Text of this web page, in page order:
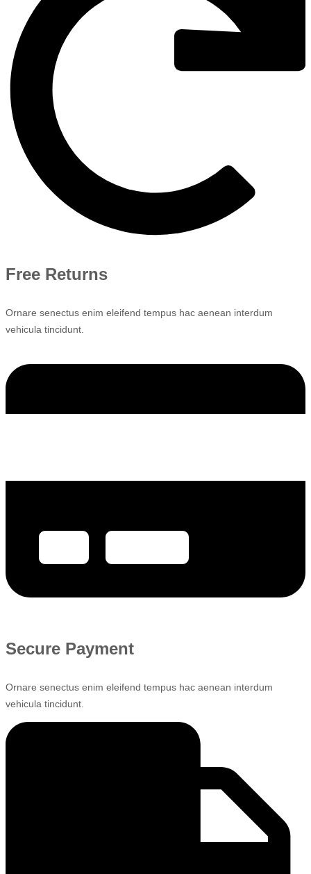
Free Returns
Ornare senectus enim eleifend tempus hac aenean interdum
vehicula tincidunt.
Secure Payment
Ornare senectus enim eleifend tempus hac aenean interdum
vehicula tincidunt.